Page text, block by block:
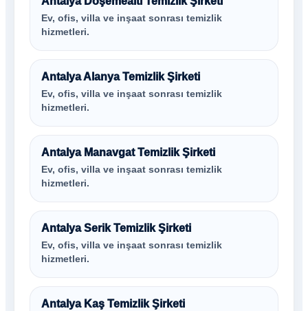
Ev, ofis, villa ve inşaat sonrası temizlik
hizmetleri.
Antalya Alanya Temizlik Şirketi
Ev, ofis, villa ve inşaat sonrası temizlik
hizmetleri.
Antalya Manavgat Temizlik Şirketi
Ev, ofis, villa ve inşaat sonrası temizlik
hizmetleri.
Antalya Serik Temizlik Şirketi
Ev, ofis, villa ve inşaat sonrası temizlik
hizmetleri.
Antalya Kaş Temizlik Şirketi